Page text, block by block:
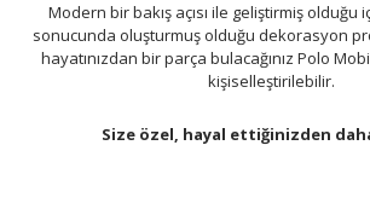
Modern bir bakış açısı ile geliştirmiş olduğu
sonucunda oluşturmuş olduğu dekorasyon
hayatınızdan bir parça bulacağınız Polo
kişiselleştirilebilir.
Size özel, hayal ettiğinizden